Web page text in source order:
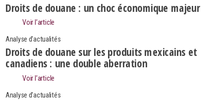
Droits de douane : un choc économique majeur
Voir l’article
Analyse d'actualités
Droits de douane sur les produits mexicains et
canadiens : une double aberration
Voir l’article
Analyse d'actualités